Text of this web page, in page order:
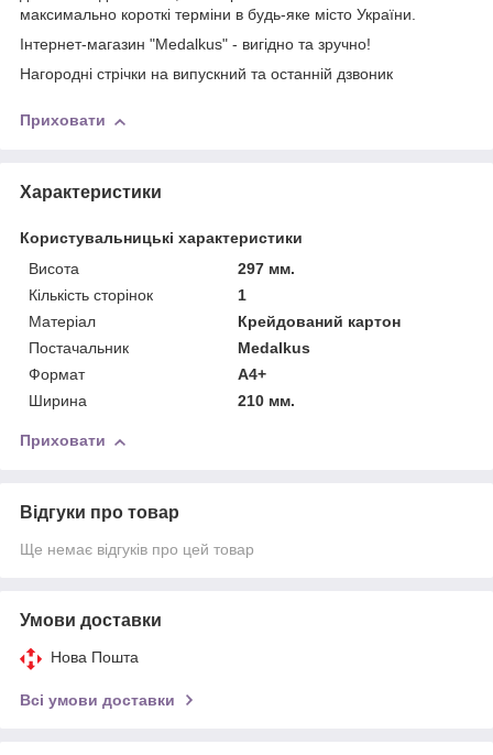
максимально короткі терміни в будь-яке місто України.
Інтернет-магазин "Medalkus" - вигідно та зручно!
Нагородні стрічки на випускний та останній дзвоник
Приховати
Характеристики
Користувальницькі характеристики
Висота
297 мм.
Кількість сторінок
1
Матеріал
Крейдований картон
Постачальник
Medalkus
Формат
А4+
Ширина
210 мм.
Приховати
Відгуки про товар
Ще немає відгуків про цей товар
Умови доставки
Нова Пошта
Всі умови доставки